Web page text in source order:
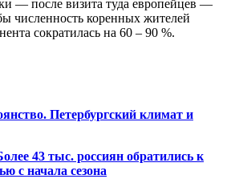
— после визита туда европейцев —
численность коренных жителей
сократилась на 60 – 90 %.
Петербургский климат и
43 тыс. россиян обратились к
с начала сезона